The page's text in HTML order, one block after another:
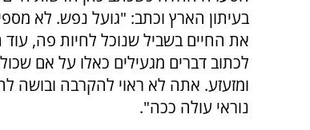
בעיתון הארץ וכתב: "גועל נפש. לא
את החיים בשביל שנוכל לחיות פה,
לכתוב דברים מגעילים כאלו על אם
ומזעזע. אתה לא ראוי להקרבה ובושה
נוראי עולה ככה".